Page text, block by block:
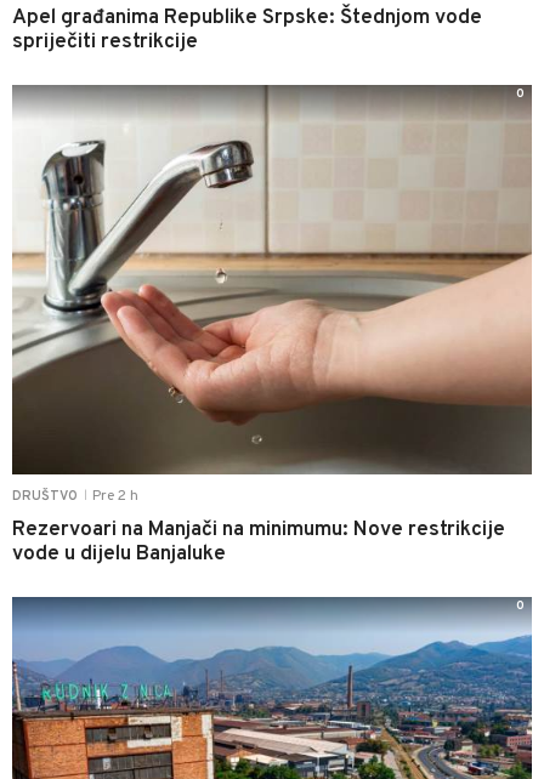
Apel građanima Republike Srpske: Štednjom vode
spriječiti restrikcije
DRUŠTVO Pre 2 h
Rezervoari na Manjači na minimumu: Nove restrikcije
vode u dijelu Banjaluke
0
0